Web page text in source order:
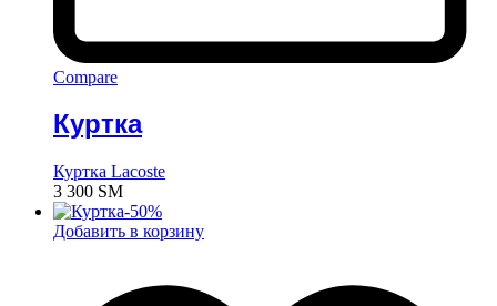
Compare
Куртка
Куртка Lacoste
3 300 ЅМ
-50%
Добавить в корзину